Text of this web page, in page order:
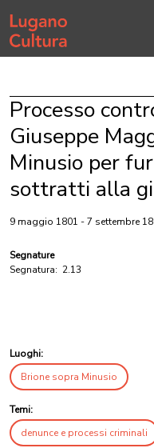
Home page
Processo
Giuseppe
Minusio per
sottratti alla
9 maggio 1801 - 7 settembre
Segnature
Segnatura: 2.13
Luoghi:
Brione sopra Minusio
Temi:
denunce e processi criminali